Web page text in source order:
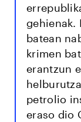
gehienak.
batean
krimen
erantzun
petrolio
eraso dio